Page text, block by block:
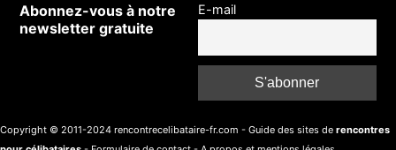
Abonnez-vous à notre
newsletter gratuite
E-mail
Copyright © 2011-2024 rencontrecelibataire-fr.com - Guide des sites de rencontres